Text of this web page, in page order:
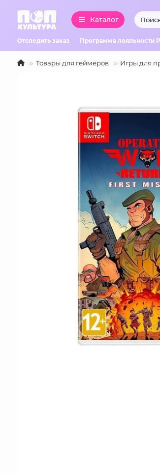
Каталог
Отследить заказ Программа лояльности
Товары для геймеров Игры для